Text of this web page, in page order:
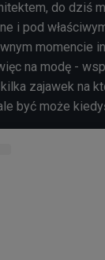
do dziś
i pod
momencie
na modę -
zajawek na
być może